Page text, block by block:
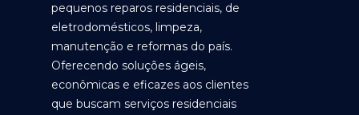
pequenos reparos residenciais, de
eletrodomésticos, limpeza,
manutenção e reformas do país.
Oferecendo soluções ágeis,
econômicas e eficazes aos clientes
que buscam serviços residenciais